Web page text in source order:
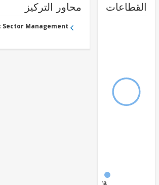
FY17 -
محاور التركيز
- Public Sector Management